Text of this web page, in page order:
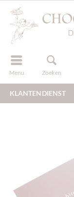
Menu Zoeken
registreren
KLANTENDIENST